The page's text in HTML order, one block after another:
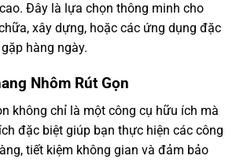
Đây là lựa chọn thông minh cho
xây dựng, hoặc các ứng dụng đặc
hàng ngày.
Nhôm Rút Gọn
không chỉ là một công cụ hữu ích mà
đặc biệt giúp bạn thực hiện các công
tiết kiệm không gian và đảm bảo